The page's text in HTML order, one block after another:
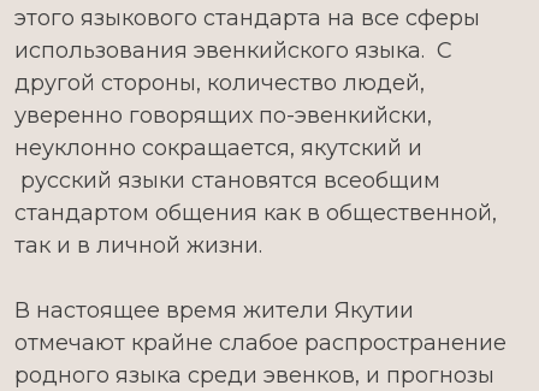
этого языкового стандарта на все сферы
использования эвенкийского языка. С
другой стороны, количество людей,
уверенно говорящих по-эвенкийски,
неуклонно сокращается, якутский и
русский языки становятся всеобщим
стандартом общения как в общественной,
так и в личной жизни.
В настоящее время жители Якутии
отмечают крайне слабое распространение
родного языка среди эвенков, и прогнозы